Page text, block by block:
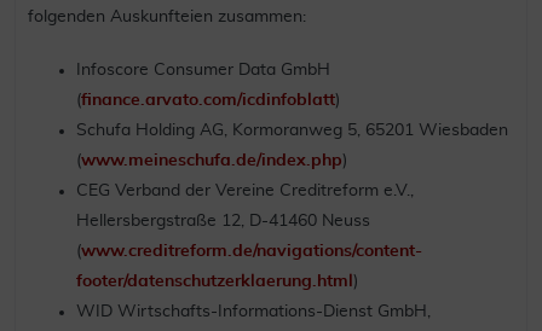
folgenden Auskunfteien zusammen:
Infoscore Consumer Data GmbH
(finance.arvato.com/icdinfoblatt)
Schufa Holding AG, Kormoranweg 5, 65201 Wiesbaden
(www.meineschufa.de/index.php)
CEG Verband der Vereine Creditreform e.V.,
Hellersbergstraße 12, D-41460 Neuss
(www.creditreform.de/navigations/content-
footer/datenschutzerklaerung.html )
WID Wirtschafts-Informations-Dienst GmbH,